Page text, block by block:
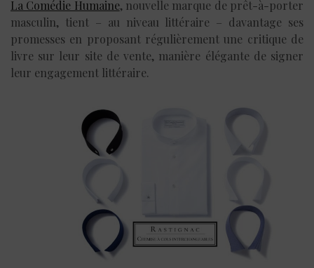
La Comédie Humaine, nouvelle marque de prêt-à-porter
masculin, tient – au niveau littéraire – davantage ses
promesses en proposant régulièrement une critique de
livre sur leur site de vente, manière élégante de signer
leur engagement littéraire.